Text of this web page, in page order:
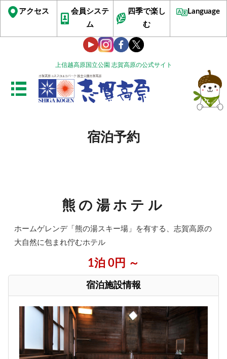
上信越高原国立公園 志賀高原の公式サイト
アクセス
会員システ
ム
四季で楽し
む
Language
宿泊予約
熊の湯ホテル
ホームゲレンデ「熊の湯スキー場」を有する、志賀高原の
大自然に包まれ佇むホテル
1泊 0円 ～
宿泊施設情報